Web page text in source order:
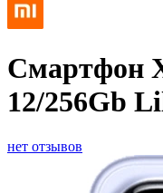
Смартфон
12/256Gb
нет отзывов